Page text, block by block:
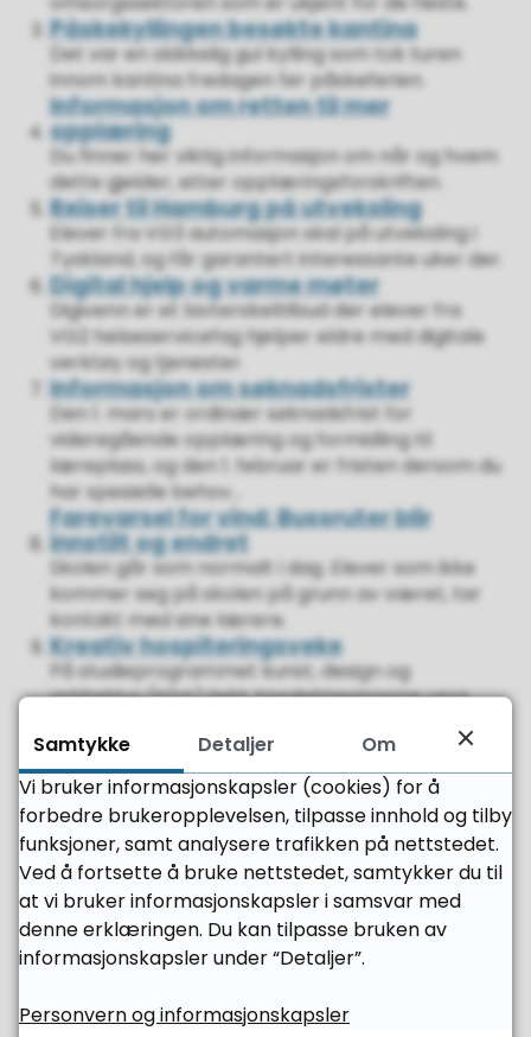
Påskekyllingen besøkte kantina
Det var en skikkelig gul kylling som tok turen
innom kantina fredagen før påskeferien.
Informasjon om retten til mer
opplæring
Du finner her viktig informasjon om når og hvem
dette gjelder, etter opplæringsforskriften.
Reiser til Hamburg på utveksling
Elever fra VG3 automasjon skal på utveksling i
Tyskland, og får garantert interessante uker der.
Digital hjelp og varme møter
Digivenn er et lavterskeltilbud der elever fra
VG2 helseservicefag hjelper eldre med digitale
verktøy og tjenester.
Informasjon om søknadsfrister
Den 1. mars er ordinær søknadsfrist for
videregående opplæring og formidling til
læreplass, og den 1. februar er fristen dersom du
har spesielle behov...
Farevarsel for vind: Bussruter blir
innstilt og endret
Skolen går som normalt i dag. Elever som ikke
kommer seg på skolen på grunn av været, tar
kontakt med sine lærere.
Kreativ hospiteringsveke
På studieprogrammet kunst, design og
arkitektur (KDA) fekk tiandeklassingane vere
Julemesse med mangt og mykje
Også i år blir det tradisjonell jule(mat)messe i
kantina på skulen (Braatthallen) onsdag 10.
desember frå kl. 12.
Viser1-10av27artikler,side1av3
1
2
3
Neste
Samtykke Detaljer
Om
Vi bruker informasjonskapsler (cookies) for å
forbedre brukeropplevelsen, tilpasse innhold og tilby
funksjoner, samt analysere trafikken på nettstedet.
Ved å fortsette å bruke nettstedet, samtykker du til
at vi bruker informasjonskapsler i samsvar med
denne erklæringen. Du kan tilpasse bruken av
informasjonskapsler under “Detaljer”.
Personvern og informasjonskapsler